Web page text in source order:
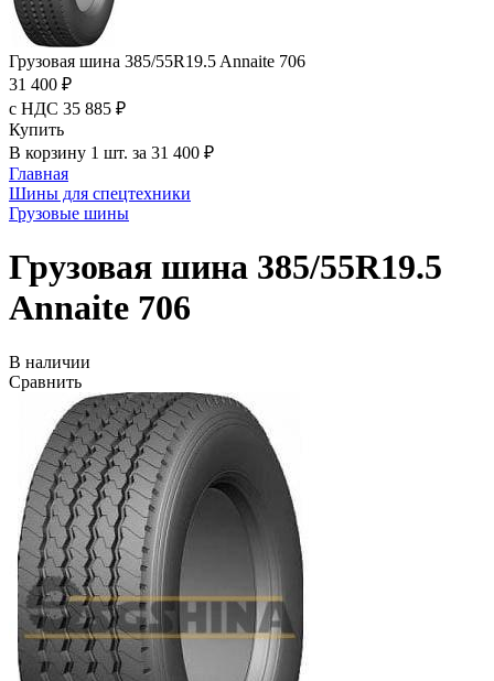
Грузовая шина 385/55R19.5 Annaite 706
31 400 ₽
с НДС 35 885 ₽
Купить
В корзину 1 шт. за 31 400 ₽
Главная
Шины для спецтехники
Грузовые шины
Грузовая шина 385/55R19.5
Annaite 706
В наличии
Сравнить